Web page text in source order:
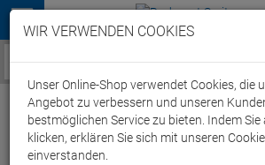
Menü
WIR VERWENDEN COOKIES
Unser Online-Shop verwendet Cookies, die
Angebot zu verbessern und unseren
bestmöglichen Service zu bieten. Indem Sie
klicken, erklären Sie sich mit unseren
einverstanden.